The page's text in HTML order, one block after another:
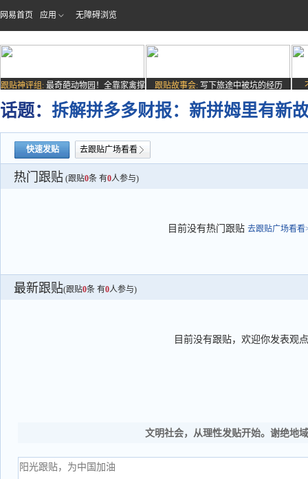
网易首页 应用 无障碍浏览
跟贴神评组: 最奇葩动物园！全靠家禽撑
场子
跟贴故事会: 写下旅途中被坑的经历
话题： 拆解拼多多财报：新拼姆里有新
快速发贴 去跟贴广场看看
热门跟贴 (跟贴0条 有0人参与)
目前没有热门跟贴 去跟贴广场看看
最新跟贴(跟贴0条 有0人参与)
目前没有跟贴，欢迎你发表观点
文明社会，从理性发贴开始。谢绝地